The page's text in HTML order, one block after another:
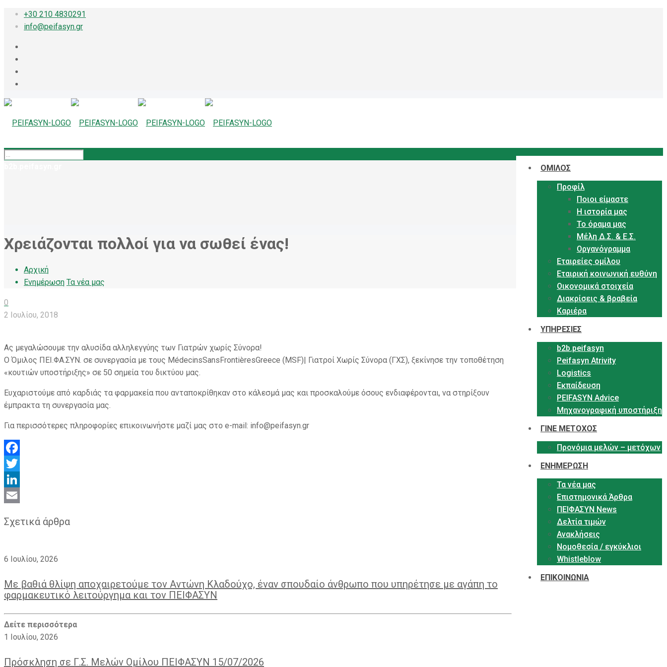
+30 210 4830291
info@peifasyn.gr
ΟΜΙΛΟΣ
Προφίλ
Ποιοι είμαστε
Η ιστορία μας
Το όραμα μας
Μέλη Δ.Σ. & Ε.Σ.
Οργανόγραμμα
Εταιρείες ομίλου
Εταιρική κοινωνική ευθύνη
Οικονομικά στοιχεία
Διακρίσεις & βραβεία
Καριέρα
ΥΠΗΡΕΣΙΕΣ
b2b.peifasyn
Peifasyn Atrivity
Logistics
Εκπαίδευση
PEIFASYN Advice
Μηχανογραφική υποστήριξη
ΓΙΝΕ ΜΕΤΟΧΟΣ
Προνόμια μελών – μετόχων
ΕΝΗΜΕΡΩΣΗ
Τα νέα μας
Επιστημονικά Άρθρα
ΠΕΙΦΑΣΥΝ News
Δελτία τιμών
Ανακλήσεις
Νομοθεσία / εγκύκλιοι
Whistleblow
ΕΠΙΚΟΙΝΩΝΙΑ
Χρειάζονται πολλοί για να σωθεί ένας!
Αρχική
Ενημέρωση Τα νέα μας
0
2 Ιουλίου, 2018
Ας μεγαλώσουμε την αλυσίδα αλληλεγγύης των Γιατρών χωρίς Σύνορα!
Ο Όμιλος ΠΕΙ.ΦΑ.ΣΥΝ. σε συνεργασία με τους MédecinsSansFrontièresGreece (MSF)| Γιατροί Χωρίς Σύνορα (ΓΧΣ), ξεκίνησε την τοποθέτηση
«κουτιών υποστήριξης» σε 50 σημεία του δικτύου μας.
Ευχαριστούμε από καρδιάς τα φαρμακεία που ανταποκρίθηκαν στο κάλεσμά μας και προσκαλούμε όσους ενδιαφέρονται, να στηρίξουν
έμπρακτα τη συνεργασία μας.
Για περισσότερες πληροφορίες επικοινωνήστε μαζί μας στο e-mail: info@peifasyn.gr
Facebook
Twitter
LinkedIn
Σχετικά άρθρα
6 Ιουλίου, 2026
Με βαθιά θλίψη αποχαιρετούμε τον Αντώνη Κλαδούχο, έναν σπουδαίο άνθρωπο που υπηρέτησε με αγάπη το
φαρμακευτικό λειτούργημα και τον ΠΕΙΦΑΣΥΝ
Δείτε περισσότερα
1 Ιουλίου, 2026
Πρόσκληση σε Γ.Σ. Μελών Ομίλου ΠΕΙΦΑΣΥΝ 15/07/2026